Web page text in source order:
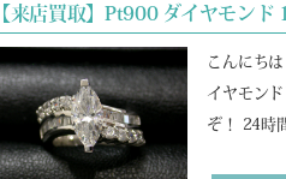
【来店買取】Pt900 ダイヤモンド
こんにち
イヤモン
ぞ！ 24時